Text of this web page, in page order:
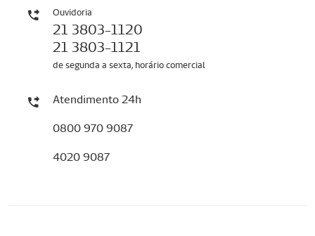
Ouvidoria
21 3803-1120
21 3803-1121
de segunda a sexta, horário comercial
Atendimento 24h
0800 970 9087
4020 9087